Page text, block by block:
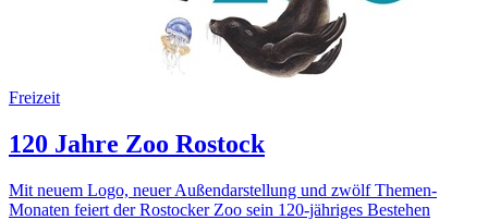
Freizeit
120 Jahre Zoo Rostock
Mit neuem Logo, neuer Außendarstellung und zwölf Themen-
Monaten feiert der Rostocker Zoo sein 120-jähriges Bestehen